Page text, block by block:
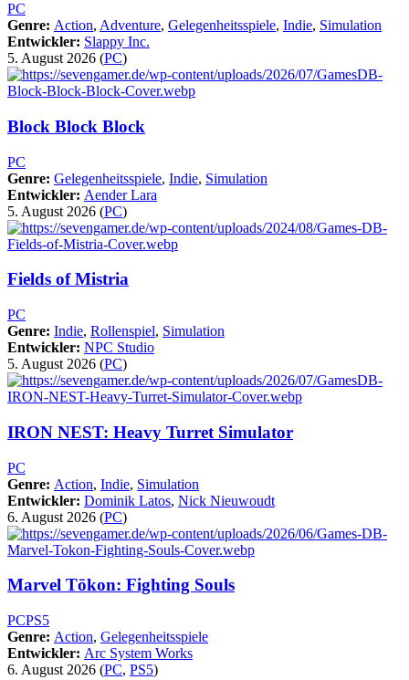
PC
Genre: Action, Adventure, Gelegenheitsspiele, Indie, Simulation
Entwickler: Slappy Inc.
5. August 2026 (PC)
Block Block Block
PC
Genre: Gelegenheitsspiele, Indie, Simulation
Entwickler: Aender Lara
5. August 2026 (PC)
Fields of Mistria
PC
Genre: Indie, Rollenspiel, Simulation
Entwickler: NPC Studio
5. August 2026 (PC)
IRON NEST: Heavy Turret Simulator
PC
Genre: Action, Indie, Simulation
Entwickler: Dominik Latos, Nick Nieuwoudt
6. August 2026 (PC)
Marvel Tōkon: Fighting Souls
PCPS5
Genre: Action, Gelegenheitsspiele
Entwickler: Arc System Works
6. August 2026 (PC, PS5)